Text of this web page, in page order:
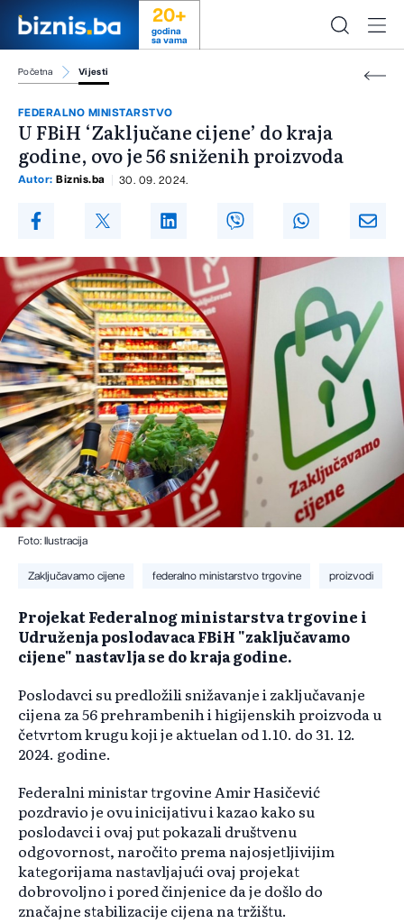
20+
godina
sa vama
Početna Vijesti
FEDERALNO MINISTARSTVO
U FBiH ‘Zaključane cijene’ do kraja
godine, ovo je 56 sniženih proizvoda
Autor: Biznis.ba 30. 09. 2024.
Foto: Ilustracija
Zaključavamo cijene federalno ministarstvo trgovine proizvodi
Projekat Federalnog ministarstva trgovine i
Udruženja poslodavaca FBiH "zaključavamo
cijene" nastavlja se do kraja godine.
Poslodavci su predložili snižavanje i zaključavanje
cijena za 56 prehrambenih i higijenskih proizvoda u
četvrtom krugu koji je aktuelan od 1.10. do 31. 12.
2024. godine.
Federalni ministar trgovine Amir Hasičević
pozdravio je ovu inicijativu i kazao kako su
poslodavci i ovaj put pokazali društvenu
odgovornost, naročito prema najosjetljivijim
kategorijama nastavljajući ovaj projekat
dobrovoljno i pored činjenice da je došlo do
značajne stabilizacije cijena na tržištu.